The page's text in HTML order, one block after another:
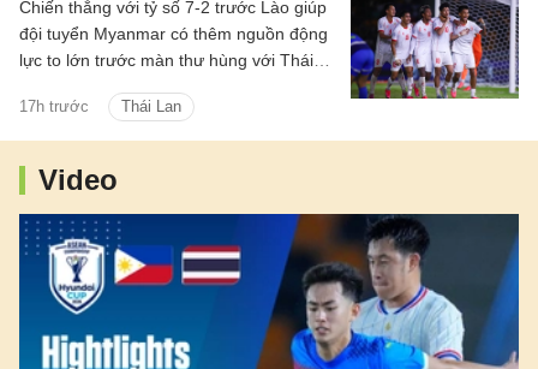
17h trước Thái Lan
Chiến thắng với tỷ số 7-2 trước Lào giúp
đội tuyển Myanmar có thêm nguồn động
lực to lớn trước màn thư hùng với Thái
Video